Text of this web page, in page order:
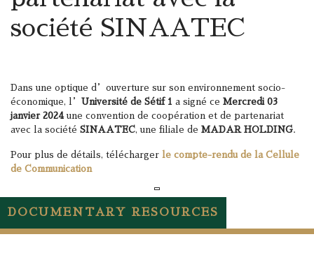
société SINAATEC
Dans une optique d’ouverture sur son environnement socio-
économique, l’ Université de Sétif 1 a signé ce Mercredi 03
janvier 2024une convention de coopération et de partenariat
avec la société SINAATEC, une filiale de MADAR HOLDING.
Pour plus de détails, télécharger le compte-rendu de la Cellule
de Communication
DOCUMENTARY RESOURCES